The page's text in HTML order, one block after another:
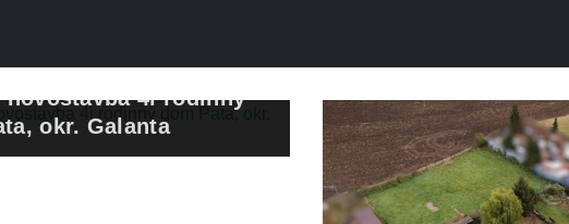
novostavba 4i rodinný
okr. Galanta